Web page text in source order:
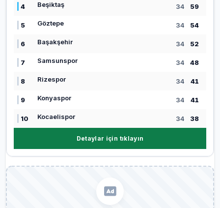
4 Beşiktaş 34 59
5 Göztepe 34 54
6 Başakşehir 34 52
7 Samsunspor 34 48
8 Rizespor 34 41
9 Konyaspor 34 41
10 Kocaelispor 34 38
Detaylar için tıklayın